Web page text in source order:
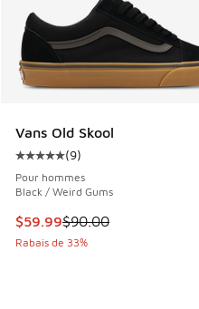
Vans Old Skool
Cote moyenne du client -
(9)
Pour hommes
Black / Weird Gums
Cet article est en solde.
$59.99$90.00
Rabais de 33%